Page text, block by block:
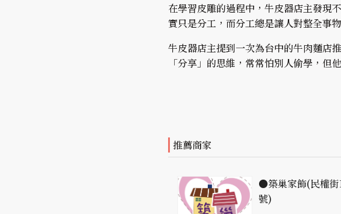
在學習皮雕的過程中，牛皮器店主發現
實只是分工，而分工總是讓人對整全事
牛皮器店主提到一次為台中的牛肉麵店
「分享」的思維，常常怕別人偷學，
推薦商家
●築巢家飾(民權街
號)